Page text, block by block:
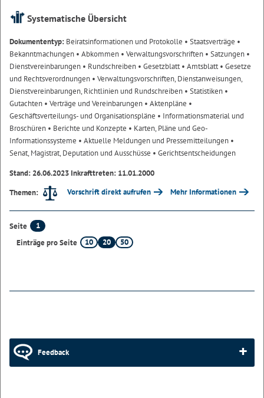
Systematische Übersicht
Dokumententyp: Beiratsinformationen und Protokolle • Staatsverträge •
Bekanntmachungen • Abkommen • Verwaltungsvorschriften • Satzungen •
Dienstvereinbarungen • Rundschreiben • Gesetzblatt• Amtsblatt• Gesetze
und Rechtsverordnungen • Verwaltungsvorschriften, Dienstanweisungen,
Dienstvereinbarungen, Richtlinien und Rundschreiben • Statistiken •
Gutachten • Verträge und Vereinbarungen • Aktenpläne •
Geschäftsverteilungs- und Organisationspläne • Informationsmaterial und
Broschüren • Berichte und Konzepte • Karten, Pläne und Geo-
Informationssysteme • Aktuelle Meldungen und Pressemitteilungen •
Senat, Magistrat, Deputation und Ausschüsse • Gerichtsentscheidungen
Stand: 26.06.2023 Inkrafttreten: 11.01.2000
Themen:
Vorschrift direkt aufrufen Mehr Informationen
Seite
1
Einträge pro Seite
10 20 50
Feedback